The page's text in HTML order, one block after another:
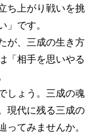
ち上がり戦いを挑
」です。
が、三成の生き方
「相手を思いやる
しょう。三成の魂
現代に残る三成の
ってみませんか。